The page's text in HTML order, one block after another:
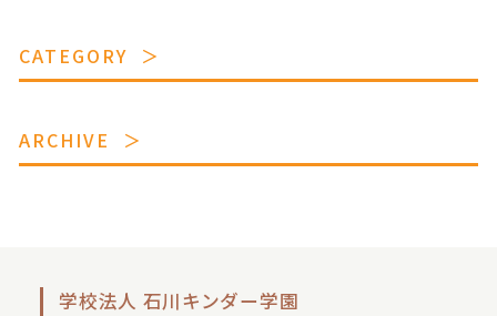
CATEGORY
ARCHIVE
学校法人 石川キンダー学園